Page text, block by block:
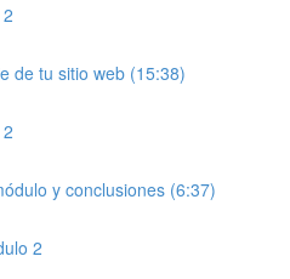
de tu sitio web (15:38)
y conclusiones (6:37)
2